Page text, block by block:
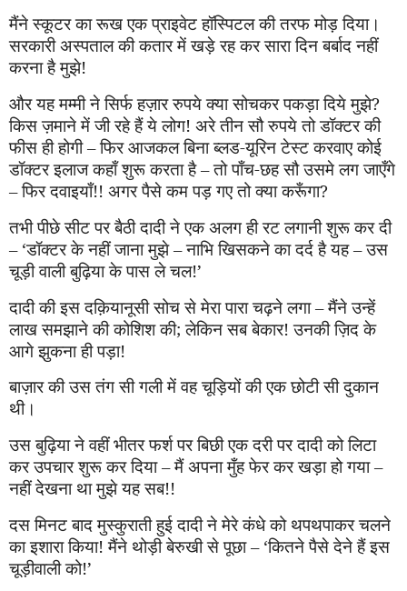
मैंने स्कूटर का रूख एक प्राइवेट हॉस्पिटल की तरफ मोड़ दिया।
सरकारी अस्पताल की कतार में खड़े रह कर सारा दिन बर्बाद नहीं
करना है मुझे!
और यह मम्मी ने सिर्फ हज़ार रुपयेक्या सोचकर पकड़ा दिये मुझे?
किसज़माने में जी रहे हैंयेलोग! अरे तीन सौ रुपयेतो डॉक्टर की
फीस ही होगी – फिर आजकल बिना ब्लड-यूरिन टेस्ट करवाए कोई
डॉक्टर इलाज कहाँ शुरू करता है – तो पाँच-छहसौ उसमे लग जाएँगे
– फिर दवाइयाँ!! अगर पैसे कम पड़ गए तो क्या करूँगा?
तभी पीछे सीट पर बैठी दादी ने एक अलग ही रट लगानी शुरू कर दी
– ‘डॉक्टर के नहीं जाना मुझे – नाभि खिसकने का दर्द है यह – उस
चूड़ी वाली बुढ़िया के पास ले चल!’
दादी की इस दक़ियानूसी सोच से मेरा पारा चढ़ने लगा – मैंने उन्हें
लाख समझाने की कोशिश की; लेकिन सब बेकार! उनकी ज़िद के
आगे झुकना ही पड़ा!
बाज़ार की उस तंग सी गली में वह चूड़ियों की एक छोटी सी दुकान
थी।
उस बुढ़िया ने वहीं भीतर फर्श पर बिछी एक दरी पर दादी को लिटा
कर उपचार शुरू कर दिया – मैं अपनामुँह फेर कर खड़ा हो गया –
नहीं देखना था मुझे यह सब!!
दस मिनट बाद मुस्कुराती हुई दादी ने मेरे कंधे को थपथपाकर चलने
का इशारा किया! मैंने थोड़ी बेरुखी से पूछा – ‘कितने पैसे देने हैं इस
चूड़ीवाली को!’